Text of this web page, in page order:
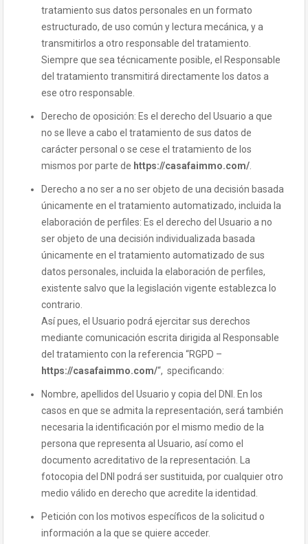
tratamiento sus datos personales en un formato
estructurado, de uso común y lectura mecánica, y a
transmitirlos a otro responsable del tratamiento.
Siempre que sea técnicamente posible, el Responsable
del tratamiento transmitirá directamente los datos a
ese otro responsable.
Derecho de oposición: Es el derecho del Usuario a que
no se lleve a cabo el tratamiento de sus datos de
carácter personal o se cese el tratamiento de los
mismos por parte de https://casafaimmo.com/
Derecho a no ser a no ser objeto de una decisión basada
únicamente en el tratamiento automatizado, incluida la
elaboración de perfiles: Es el derecho del Usuario a no
ser objeto de una decisión individualizada basada
únicamente en el tratamiento automatizado de sus
datos personales, incluida la elaboración de perfiles,
existente salvo que la legislación vigente establezca lo
contrario.
Así pues, el Usuario podrá ejercitar sus derechos
mediante comunicación escrita dirigida al Responsable
del tratamiento con la referencia “RGPD –
https://casafaimmo.com/“, specificando:
Nombre, apellidos del Usuario y copia del DNI. En los
casos en que se admita la representación, será también
necesaria la identificación por el mismo medio de la
persona que representa al Usuario, así como el
documento acreditativo de la representación. La
fotocopia del DNI podrá ser sustituida, por cualquier otro
medio válido en derecho que acredite la identidad.
Petición con los motivos específicos de la solicitud o
información a la que se quiere acceder.